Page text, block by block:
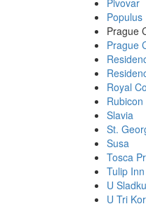
Pivovar
Populus
Prague
Prague
Royal
Slavia
St.
Susa
Tosca
Tulip
U Sladku
U Tri